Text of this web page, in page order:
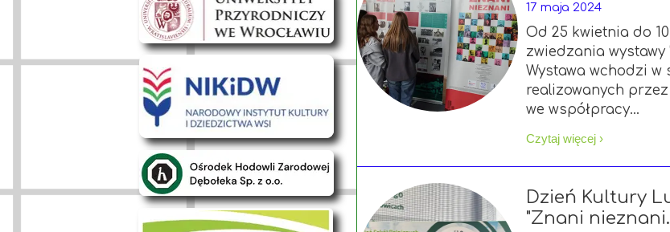
17 maja 2024
Od 25 kwietnia do
zwiedzania wystawy
Wystawa wchodzi w
realizowanych
we współpracy...
Czytaj więcej ›
Dzień Kultury
"Znani